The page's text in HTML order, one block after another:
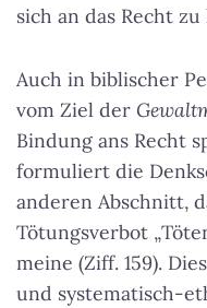
sich an das Recht
Auch in biblischer
vom Ziel der
Bindung ans Recht
formuliert die
anderen Abschnitt,
Tötungsverbot
meine (Ziff. 159).
und systematisch-